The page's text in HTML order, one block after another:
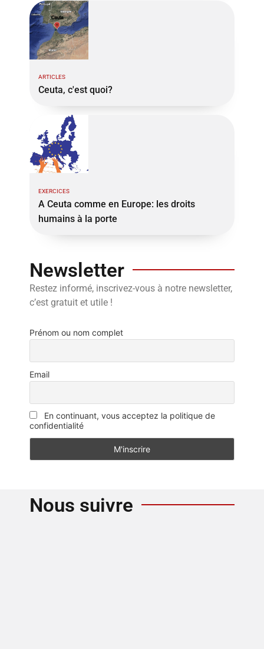
ARTICLES
Ceuta, c'est quoi?
EXERCICES
A Ceuta comme en Europe: les droits
humains à la porte
Newsletter
Restez informé, inscrivez-vous à notre newsletter,
c’est gratuit et utile !
Prénom ou nom complet
Email
En continuant, vous acceptez la politique de
confidentialité
Nous suivre